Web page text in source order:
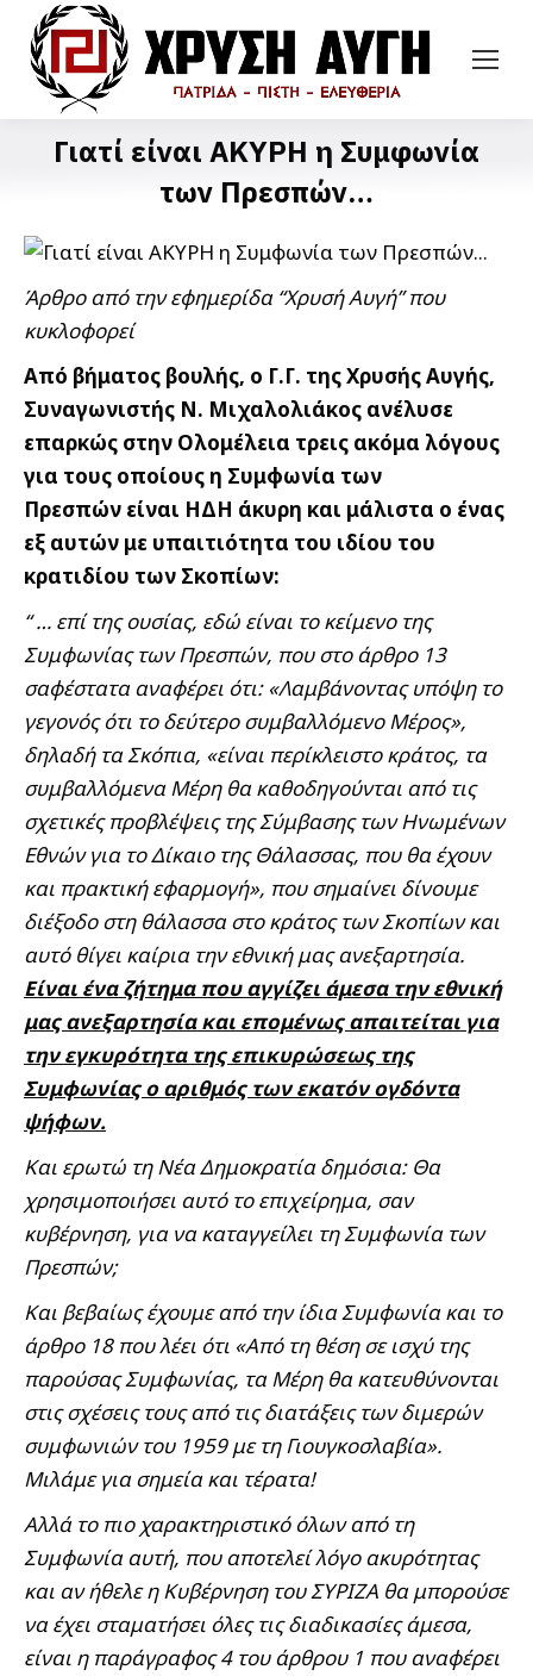
Γιατί είναι ΑΚΥΡΗ η Συμφωνία
των Πρεσπών…
Άρθρο από την εφημερίδα “Χρυσή Αυγή” που
κυκλοφορεί
Από βήματος βουλής, ο Γ.Γ. της Χρυσής Αυγής,
Συναγωνιστής Ν. Μιχαλολιάκος ανέλυσε
επαρκώς στην Ολομέλεια τρεις ακόμα λόγους
για τους οποίους η Συμφωνία των
Πρεσπών είναι ΗΔΗ άκυρη και μάλιστα ο ένας
εξ αυτών με υπαιτιότητα του ιδίου του
κρατιδίου των Σκοπίων:
“ … επί της ουσίας, εδώ είναι το κείμενο της
Συμφωνίας των Πρεσπών, που στο άρθρο 13
σαφέστατα αναφέρει ότι: «Λαμβάνοντας υπόψη το
γεγονός ότι το δεύτερο συμβαλλόμενο Μέρος»,
δηλαδή τα Σκόπια, «είναι περίκλειστο κράτος, τα
συμβαλλόμενα Μέρη θα καθοδηγούνται από τις
σχετικές προβλέψεις της Σύμβασης των Ηνωμένων
Εθνών για το Δίκαιο της Θάλασσας, που θα έχουν
και πρακτική εφαρμογή», που σημαίνει δίνουμε
διέξοδο στη θάλασσα στο κράτος των Σκοπίων και
αυτό θίγει καίρια την εθνική μας ανεξαρτησία.
Είναι ένα ζήτημα που αγγίζει άμεσα την εθνική
μας ανεξαρτησία και επομένως απαιτείται για
την εγκυρότητα της επικυρώσεως της
Συμφωνίας ο αριθμός των εκατόν ογδόντα
ψήφων.
Και ερωτώ τη Νέα Δημοκρατία δημόσια: Θα
χρησιμοποιήσει αυτό το επιχείρημα, σαν
κυβέρνηση, για να καταγγείλει τη Συμφωνία των
Πρεσπών;
Και βεβαίως έχουμε από την ίδια Συμφωνία και το
άρθρο 18 που λέει ότι «Από τη θέση σε ισχύ της
παρούσας Συμφωνίας, τα Μέρη θα κατευθύνονται
στις σχέσεις τους από τις διατάξεις των διμερών
συμφωνιών του 1959 με τη Γιουγκοσλαβία».
Μιλάμε για σημεία και τέρατα!
Αλλά το πιο χαρακτηριστικό όλων από τη
Συμφωνία αυτή, που αποτελεί λόγο ακυρότητας
και αν ήθελε η Κυβέρνηση του ΣΥΡΙΖΑ θα μπορούσε
να έχει σταματήσει όλες τις διαδικασίες άμεσα,
είναι η παράγραφος 4 του άρθρου 1 που αναφέρει